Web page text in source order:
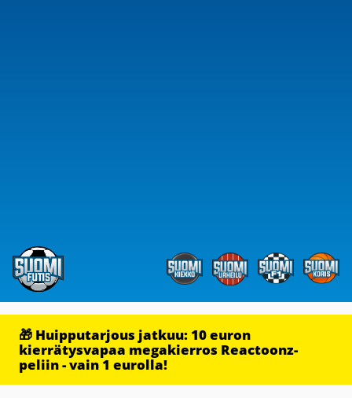
🎁 Huipputarjous jatkuu: 10 euron
kierrätysvapaa megakierros Reactoonz-
peliin - vain 1 eurolla!